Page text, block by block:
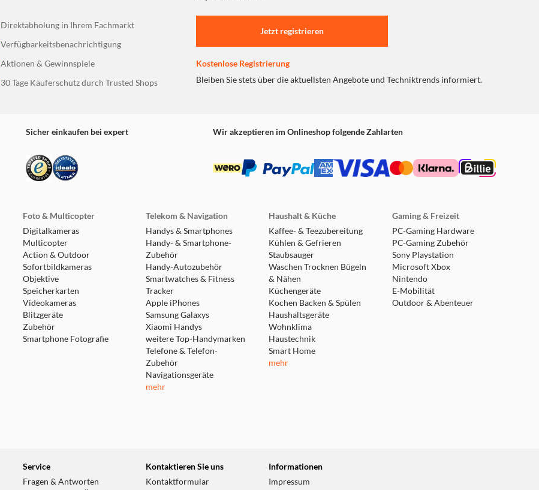
Direktabholung in Ihrem Fachmarkt
Verfügbarkeitsbenachrichtigung
Aktionen & Gewinnspiele
30 Tage Käuferschutz durch Trusted Shops
Jetzt registrieren
Kostenlose Registrierung
Bleiben Sie stets über die aktuellsten Angebote und Techniktrends informiert.
Sicher einkaufen bei expert Wir akzeptieren im Onlineshop folgende Zahlarten
Foto & Multicopter
Digitalkameras
Multicopter
Action & Outdoor
Sofortbildkameras
Objektive
Speicherkarten
Videokameras
Blitzgeräte
Zubehör
Smartphone Fotografie
Telekom & Navigation
Handys & Smartphones
Handy- & Smartphone-
Zubehör
Handy-Autozubehör
Smartwatches & Fitness
Tracker
Apple iPhones
Samsung Galaxys
Xiaomi Handys
weitere Top-Handymarken
Telefone & Telefon-
Zubehör
Navigationsgeräte
mehr
Haushalt & Küche
Kaffee- & Teezubereitung
Kühlen & Gefrieren
Staubsauger
Waschen Trocknen Bügeln
& Nähen
Küchengeräte
Kochen Backen & Spülen
Haushaltsgeräte
Wohnklima
Haustechnik
Smart Home
mehr
Gaming & Freizeit
PC-Gaming Hardware
PC-Gaming Zubehör
Sony Playstation
Microsoft Xbox
Nintendo
E-Mobilität
Outdoor & Abenteuer
Service
Fragen & Antworten
Kontaktieren Sie uns
Kontaktformular
Informationen
Impressum